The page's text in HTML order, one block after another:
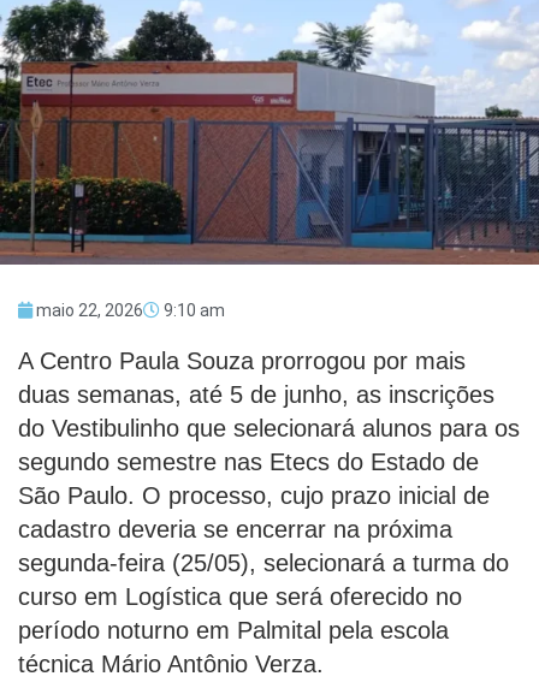
maio 22, 2026 9:10 am
A Centro Paula Souza prorrogou por mais
duas semanas, até 5 de junho, as inscrições
do Vestibulinho que selecionará alunos para os
segundo semestre nas Etecs do Estado de
São Paulo. O processo, cujo prazo inicial de
cadastro deveria se encerrar na próxima
segunda-feira (25/05), selecionará a turma do
curso em Logística que será oferecido no
período noturno em Palmital pela escola
técnica Mário Antônio Verza.